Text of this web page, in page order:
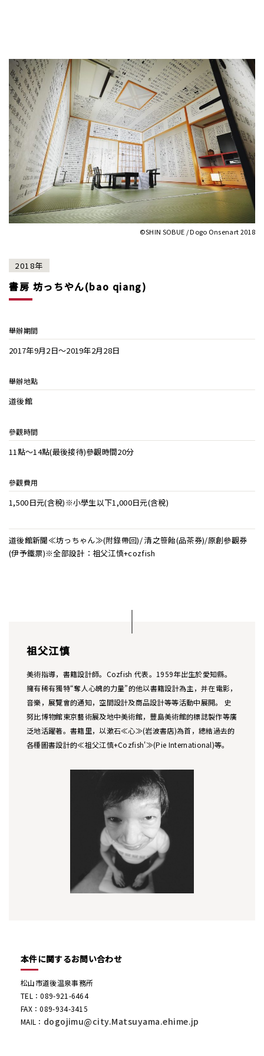
©︎SHIN SOBUE / Dogo Onsenart 2018
2018年
書房 坊っちやん(bao qiang)
舉辦期間
2017年9月2日～2019年2月28日
舉辦地點
道後館
參觀時間
11點～14點(最後接待)參觀時間20分
參觀費用
1,500日元(含稅)※小學生以下1,000日元(含稅)
道後館新聞≪坊っちゃん≫(附錄帶回)/ 清之笹飴(品茶券)/原創參觀券
(伊予鐵票)※全部設計：祖父江慎+cozfish
祖父江慎
美術指導，書籍設計師。Cozfish 代表。1959年出生於愛知縣。
擁有稀有獨特“奪人心魄的力量”的他以書籍設計為主，并在電影，
音樂，展覽會的通知，空間設計及商品設計等等活動中展開。 史
努比博物館東京藝術展及地中美術館，豐島美術館的標誌製作等廣
泛地活躍著。書籍里，以漱石≪心≫(岩波書店)為首，總結過去的
各種圖書設計的≪祖父江慎+Cozfish'≫(Pie International)等。
本件に関するお問い合わせ
松山市道後温泉事務所
TEL：089-921-6464
FAX：089-934-3415
MAIL： dogojimu@city.Matsuyama.ehime.jp